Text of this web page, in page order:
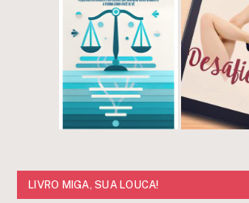
LIVRO MIGA, SUA LOUCA!